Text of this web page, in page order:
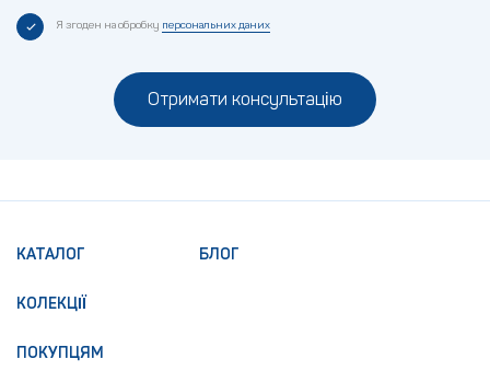
Я згоден на обробку персональних даних
Отримати консультацію
КАТАЛОГ
КОЛЕКЦІЇ
ПОКУПЦЯМ
БЛОГ